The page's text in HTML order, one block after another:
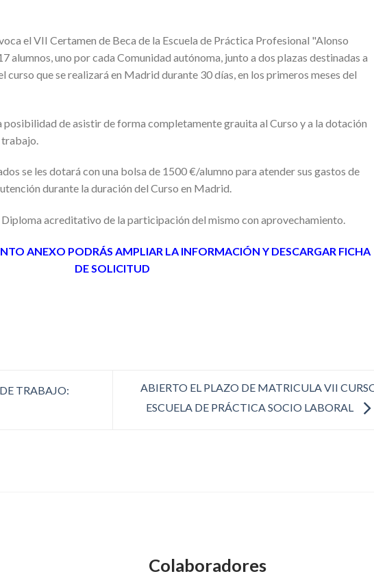
el VII Certamen de Beca de la Escuela de Práctica Profesional "Alonso
alumnos, uno por cada Comunidad autónoma, junto a dos plazas destinadas a
curso que se realizará en Madrid durante 30 días, en los primeros meses del
posibilidad de asistir de forma completamente grauita al Curso y a la dotación
se les dotará con una bolsa de 1500 €/alumno para atender sus gastos de
durante la duración del Curso en Madrid.
acreditativo de la participación del mismo con aprovechamiento.
ANEXO PODRÁS AMPLIAR LA INFORMACIÓN Y DESCARGAR FICHA
DE SOLICITUD
TRABAJO:
ABIERTO EL PLAZO DE MATRICULA VII
ESCUELA DE PRÁCTICA SOCIO LABORAL
Colaboradores